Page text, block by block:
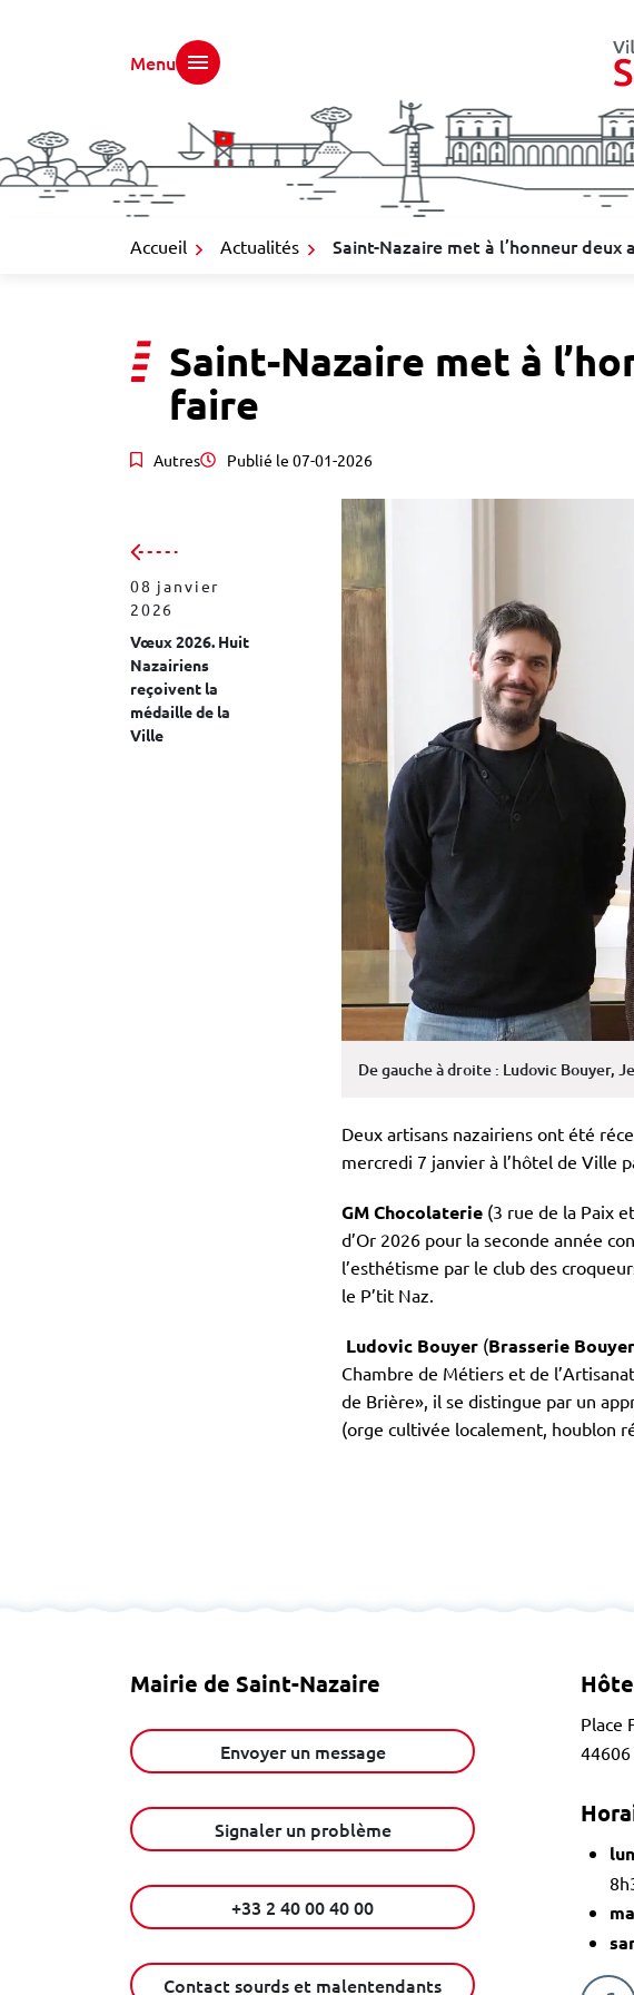
Menu
Accueil Actualités Saint-Nazaire met à l’honneur
Saint-Nazaire met à
faire
Autres Publié le 07-01-2026
08 janvier
2026
Vœux 2026. Huit
Nazairiens
reçoivent la
médaille de la
Ville
De gauche à droite : Ludovic Bouyer,
Deux artisans nazairiens ont été
mercredi 7 janvier à l’hôtel de Ville
GM Chocolaterie (3 rue de la Paix
d’Or 2026 pour la seconde année
l’esthétisme par le club des
le P’tit Naz.
Ludovic Bouyer (Brasserie Bouyer
Chambre de Métiers et de
de Brière», il se distingue par un
(orge cultivée localement, houblon
Mairie de Saint-Nazaire
Envoyer un message
Signaler un problème
+33 2 40 00 40 00
Contact sourds et malentendants
Place
44606